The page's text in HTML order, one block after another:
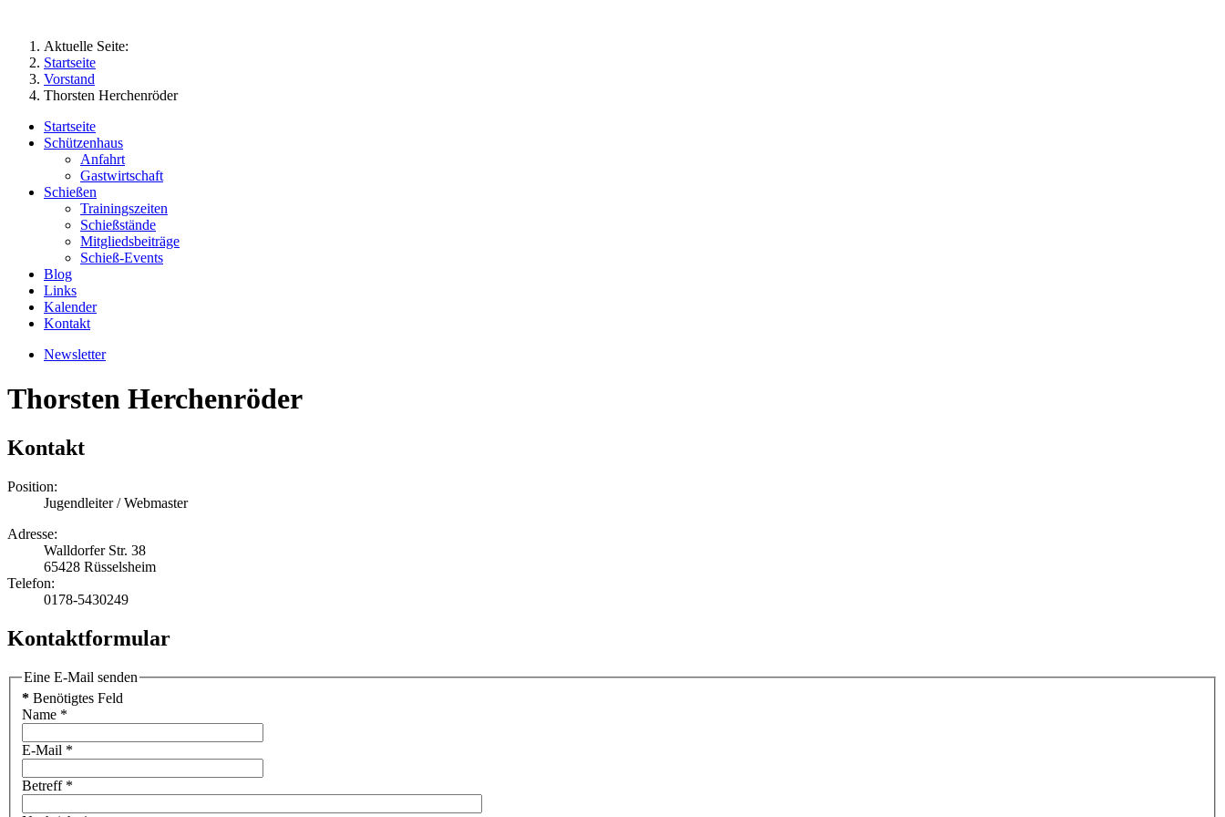
Aktuelle Seite:
Startseite
Vorstand
Thorsten Herchenröder
Startseite
Schützenhaus
Anfahrt
Gastwirtschaft
Schießen
Trainingszeiten
Schießstände
Mitgliedsbeiträge
Schieß-Events
Blog
Links
Kalender
Kontakt
Newsletter
Thorsten Herchenröder
Kontakt
Position:
Jugendleiter / Webmaster
Adresse:
Walldorfer Str. 38
65428 Rüsselsheim
Telefon:
0178-5430249
Kontaktformular
Eine E-Mail senden
* Benötigtes Feld
Name *
E-Mail *
Betreff*